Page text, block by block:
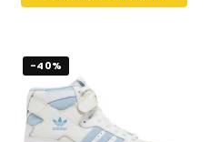
-40%